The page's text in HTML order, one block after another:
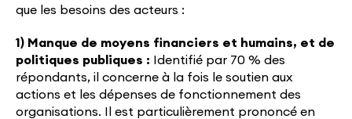
que les besoins des acteurs :
1) Manque de moyens financiers et humains, et de
politiques publiques : Identifié par 70 % des
répondants, il concerne à la fois le soutien aux
actions et les dépenses de fonctionnement des
organisations. Il est particulièrement prononcé en